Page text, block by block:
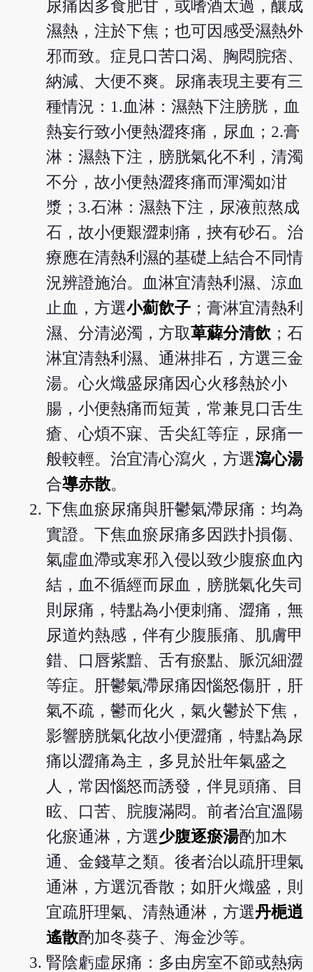
尿痛因多食肥甘，或嗜酒太過，釀成
濕熱，注於下焦；也可因感受濕熱外
邪而致。症見口苦口渴、胸悶脘痞、
納減、大便不爽。尿痛表現主要有三
種情況：1.血淋：濕熱下注膀胱，血
熱妄行致小便熱澀疼痛，尿血；2.膏
淋：濕熱下注，膀胱氣化不利，清濁
不分，故小便熱澀疼痛而渾濁如泔
漿；3.石淋：濕熱下注，尿液煎熬成
石，故小便艱澀刺痛，挾有砂石。治
療應在清熱利濕的基礎上結合不同情
況辨證施治。血淋宜清熱利濕、涼血
止血，方選小薊飲子 ；膏淋宜清熱利
濕、分清泌濁，方取萆薢分清飲 ；石
淋宜清熱利濕、通淋排石，方選三金
湯。心火熾盛尿痛因心火移熱於小
腸，小便熱痛而短黃，常兼見口舌生
瘡、心煩不寐、舌尖紅等症，尿痛一
般較輕。治宜清心瀉火，方選瀉心湯
合導赤散。
下焦血瘀尿痛與肝鬱氣滯尿痛：均為
實證。下焦血瘀尿痛多因跌扑損傷、
氣虛血滯或寒邪入侵以致少腹瘀血內
結，血不循經而尿血，膀胱氣化失司
則尿痛，特點為小便刺痛、澀痛，無
尿道灼熱感，伴有少腹脹痛、肌膚甲
錯、口唇紫黯、舌有瘀點、脈沉細澀
等症。肝鬱氣滯尿痛因惱怒傷肝，肝
氣不疏，鬱而化火，氣火鬱於下焦，
影響膀胱氣化故小便澀痛，特點為尿
痛以澀痛為主，多見於壯年氣盛之
人，常因惱怒而誘發，伴見頭痛、目
眩、口苦、脘腹滿悶。前者治宜溫陽
化瘀通淋，方選少腹逐瘀湯酌加木
通、金錢草之類。後者治以疏肝理氣
通淋，方選沉香散；如肝火熾盛，則
宜疏肝理氣、清熱通淋，方選丹梔逍
遙散酌加冬葵子、海金沙等。
腎陰虧虛尿痛：多由房室不節或熱病